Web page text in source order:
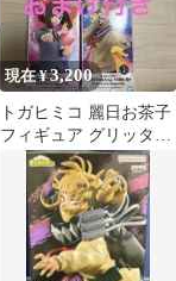
現在 ¥3,200
トガヒミコ 麗日お茶子
フィギュア グリッター
グラマラス